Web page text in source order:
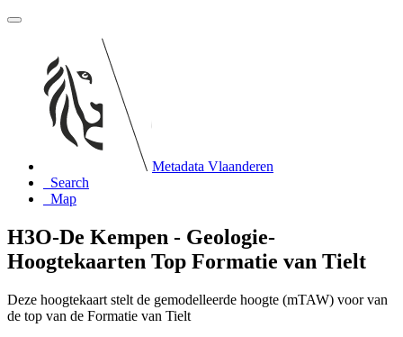
Metadata Vlaanderen
Search
Map
H3O-De Kempen - Geologie-
Hoogtekaarten Top Formatie van Tielt
Deze hoogtekaart stelt de gemodelleerde hoogte (mTAW) voor van
de top van de Formatie van Tielt